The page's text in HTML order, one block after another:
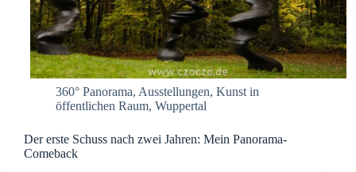
360° Panorama, Ausstellungen, Kunst in
öffentlichen Raum, Wuppertal
Der erste Schuss nach zwei Jahren: Mein Panorama-
Comeback